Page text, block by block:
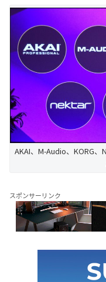
AKAI、M-Audio、KORG
スポンサーリンク